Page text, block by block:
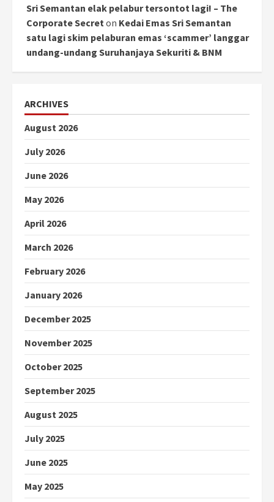
Sri Semantan elak pelabur tersontot lagi! – The
Corporate Secret on Kedai Emas Sri Semantan
satu lagi skim pelaburan emas ‘scammer’ langgar
undang-undang Suruhanjaya Sekuriti & BNM
ARCHIVES
August 2026
July 2026
June 2026
May 2026
April 2026
March 2026
February 2026
January 2026
December 2025
November 2025
October 2025
September 2025
August 2025
July 2025
June 2025
May 2025